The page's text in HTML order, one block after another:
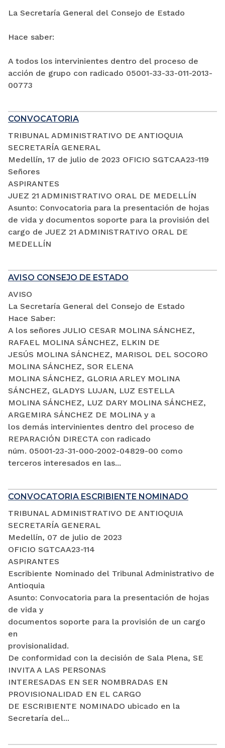
La Secretaría General del Consejo de Estado
Hace saber:
A todos los intervinientes dentro del proceso de
acción de grupo con radicado 05001-33-33-011-2013-
00773
CONVOCATORIA
TRIBUNAL ADMINISTRATIVO DE ANTIOQUIA
SECRETARÍA GENERAL
Medellín, 17 de julio de 2023 OFICIO SGTCAA23-119
Señores
ASPIRANTES
JUEZ 21 ADMINISTRATIVO ORAL DE MEDELLÍN
Asunto: Convocatoria para la presentación de hojas
de vida y documentos soporte para la provisión del
cargo de JUEZ 21 ADMINISTRATIVO ORAL DE
MEDELLÍN
AVISO CONSEJO DE ESTADO
AVISO
La Secretaría General del Consejo de Estado
Hace Saber:
A los señores JULIO CESAR MOLINA SÁNCHEZ,
RAFAEL MOLINA SÁNCHEZ, ELKIN DE
JESÚS MOLINA SÁNCHEZ, MARISOL DEL SOCORO
MOLINA SÁNCHEZ, SOR ELENA
MOLINA SÁNCHEZ, GLORIA ARLEY MOLINA
SÁNCHEZ, GLADYS LUJAN, LUZ ESTELLA
MOLINA SÁNCHEZ, LUZ DARY MOLINA SÁNCHEZ,
ARGEMIRA SÁNCHEZ DE MOLINA y a
los demás intervinientes dentro del proceso de
REPARACIÓN DIRECTA con radicado
núm. 05001-23-31-000-2002-04829-00 como
terceros interesados en las...
CONVOCATORIA ESCRIBIENTE NOMINADO
TRIBUNAL ADMINISTRATIVO DE ANTIOQUIA
SECRETARÍA GENERAL
Medellín, 07 de julio de 2023
OFICIO SGTCAA23-114
ASPIRANTES
Escribiente Nominado del Tribunal Administrativo de
Antioquia
Asunto: Convocatoria para la presentación de hojas
de vida y
documentos soporte para la provisión de un cargo
en
provisionalidad.
De conformidad con la decisión de Sala Plena, SE
INVITA A LAS PERSONAS
INTERESADAS EN SER NOMBRADAS EN
PROVISIONALIDAD EN EL CARGO
DE ESCRIBIENTE NOMINADO ubicado en la
Secretaría del...